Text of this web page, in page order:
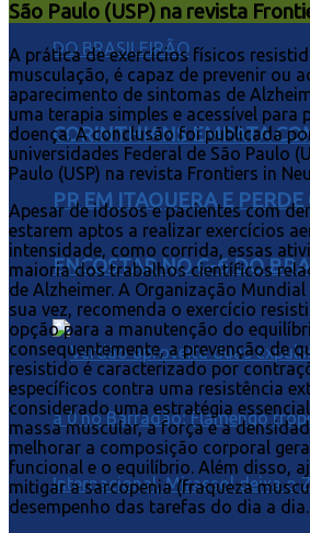
CORINTHIANS EMPATA
PR EM ITAQUERA E PERDE
ENCOSTAR NO G-6 DO
São Paulo (USP) na revista
A prática de exercícios físicos
musculação, é capaz de prevenir ou
aparecimento de sintomas de
uma terapia simples e acessível para
doença. A conclusão foi publicada
universidades Federal de São Paulo
Paulo (USP) na revista Frontiers in
Apesar de idosos e pacientes com
estarem aptos a realizar exercícios
intensidade, como corrida, essas
maioria dos trabalhos científicos
de Alzheimer. A Organização Mundial
sua vez, recomenda o exercício
opção para a manutenção do
consequentemente, a prevenção de
resistido é caracterizado por
específicos contra uma resistência
considerado uma estratégia
massa muscular, a força e a
melhorar a composição corporal
funcional e o equilíbrio. Além disso,
mitigar a sarcopenia (fraqueza
desempenho das tarefas do dia a dia.